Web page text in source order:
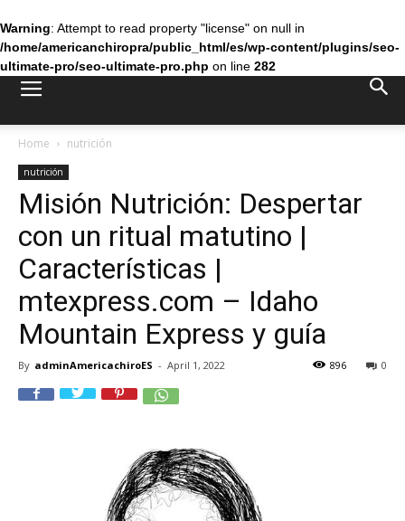
Warning: Attempt to read property "license" on null in
/home/americanchiropra/public_html/es/wp-content/plugins/seo-
ultimate-pro/seo-ultimate-pro.php on line 282
Home nutrición
nutrición
Misión Nutrición: Despertar
con un ritual matutino |
Características |
mtexpress.com – Idaho
Mountain Express y guía
By adminAmericachiroES - April 1, 2022 0
896